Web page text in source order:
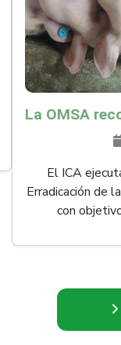
El ICA
Erradicación de
con